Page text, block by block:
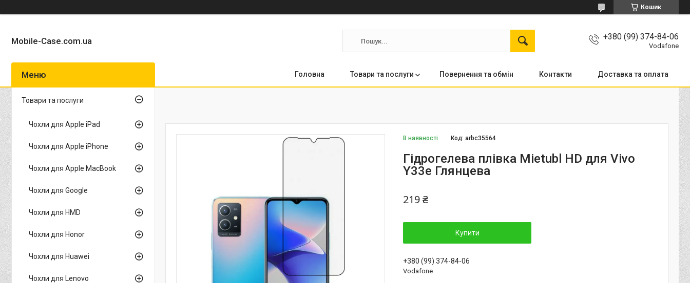
Кошик
Mobile-Case.com.ua +380 (99) 374-84-06
Vodafone
Головна Товари та послуги Повернення та обмін Контакти Доставка та оплата
В наявності Код:arbc35564
Гідрогелева плівка Mietubl HD для Vivo
Y33e Глянцева
219 ₴
Купити
+380 (99) 374-84-06
Vodafone
Товари та послуги
Чохли для Apple iPad
Чохли для Apple iPhone
Чохли для Apple MacBook
Чохли для Google
Чохли для HMD
Чохли для Honor
Чохли для Huawei
Чохли для Lenovo